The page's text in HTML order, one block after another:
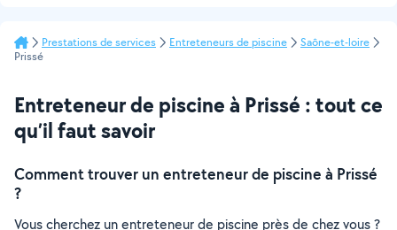
Prestations de services Entreteneurs de piscine
Saône-et-loire
Prissé
Entreteneur de piscine à Prissé : tout ce
qu’il faut savoir
Comment trouver un entreteneur de piscine à Prissé
?
Vous cherchez un entreteneur de piscine près de chez vous ?